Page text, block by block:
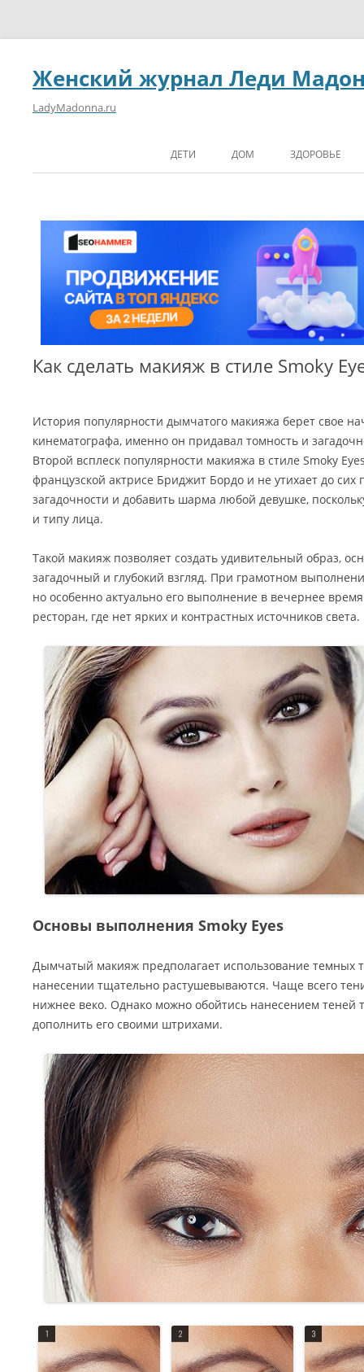
Женский журнал Леди
LadyMadonna.ru
ДЕТИ ДОМ ЗДОРОВЬЕ
Как сделать макияж в стиле Smoky
История популярности дымчатого макияжа берет свое
кинематографа, именно он придавал томность и
Второй всплеск популярности макияжа в стиле Smoky
французской актрисе Бриджит Бордо и не утихает до
загадочности и добавить шарма любой девушке,
и типу лица.
Такой макияж позволяет создать удивительный образ,
загадочный и глубокий взгляд. При грамотном
но особенно актуально его выполнение в вечернее
ресторан, где нет ярких и контрастных источников света.
Основы выполнения Smoky Eyes
Дымчатый макияж предполагает использование темных
нанесении тщательно растушевываются. Чаще всего
нижнее веко. Однако можно обойтись нанесением теней
дополнить его своими штрихами.